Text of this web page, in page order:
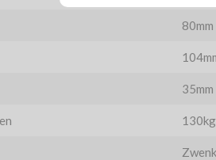
80mm
35mm
130kg